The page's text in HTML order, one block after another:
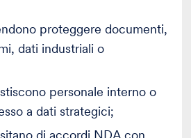
proteggere documenti,
dati industriali o
personale interno o
a dati strategici;
di accordi NDA con